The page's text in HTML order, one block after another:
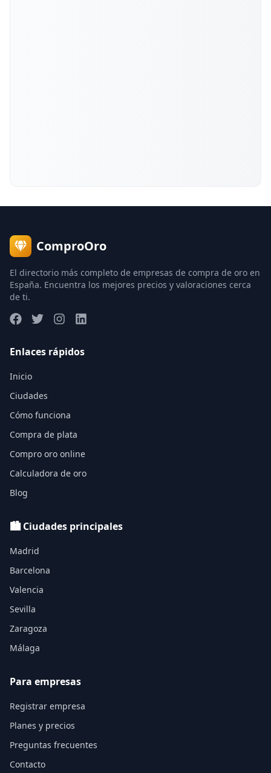
ComproOro
El directorio más completo de empresas de compra de oro en
España. Encuentra los mejores precios y valoraciones cerca
de ti.
Enlaces rápidos
Inicio
Ciudades
Cómo funciona
Compra de plata
Compro oro online
Calculadora de oro
Blog
🏙️ Ciudades principales
Madrid
Barcelona
Valencia
Sevilla
Zaragoza
Málaga
Para empresas
Registrar empresa
Planes y precios
Preguntas frecuentes
Contacto